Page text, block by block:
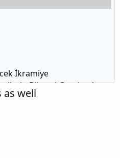
as well